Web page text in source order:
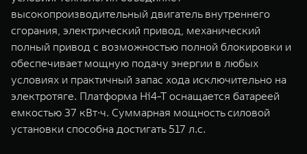
высокопроизводительный двигатель внутреннего
сгорания, электрический привод, механический
полный привод с возможностью полной блокировки и
обеспечивает мощную подачу энергии в любых
условиях и практичный запас хода исключительно на
электротяге. Платформа Hi4-T оснащается батареей
емкостью 37 кВт∙ч. Суммарная мощность силовой
установки способна достигать 517 л.с.